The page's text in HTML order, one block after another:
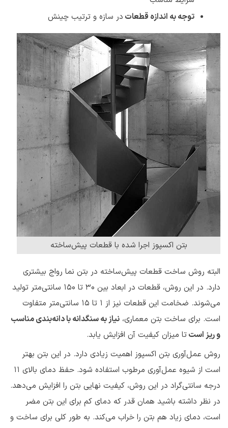
توجه به اندازه قطعات در سازه و ترتیب چینش
بتن اکسپوز اجرا شده با قطعات پیش‌ساخته
البته روش ساخت قطعات پیش‌ساخته در بتن نما رواج بیشتری
دارد. در این روش، قطعات در ابعاد بین ۳۰ تا ۱۵۰ سانتی‌متر تولید
می‌شوند. ضخامت این قطعات نیز از ۱ تا ۱۵ سانتی‌متر متفاوت
است. برای ساخت بتن معماری، نیاز به سنگدانه با دانه‌بندی مناسب
و ریز استتا میزان کیفیت آن افزایش یابد.
روش عمل‌آوری بتن اکسپوز اهمیت زیادی دارد. در این بتن بهتر
است از شیوه عمل‌آوری مرطوب استفاده شود. حفظ دمای بالای ۱۱
درجه سانتی‌گراد در این روش، کیفیت نهایی بتن را افزایش می‌دهد.
در نظر داشته باشید همان قدر که دمای کم برای این بتن مضر
است، دمای زیاد هم بتن را خراب می‌کند. به طور کلی برای ساخت و